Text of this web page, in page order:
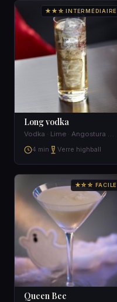
★★☆ INTERMÉDIAIRE
Long vodka
Vodka · Lime · Angostura bitters · Tonic water
4 min
Verre highball
★☆☆ FACILE
Queen Bee